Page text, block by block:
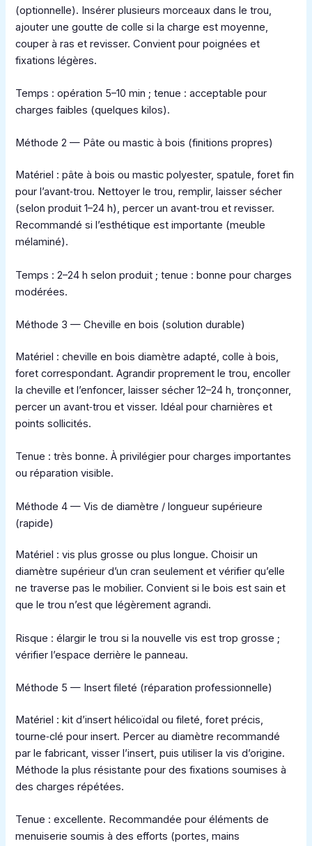
(optionnelle). Insérer plusieurs morceaux dans le trou,
ajouter une goutte de colle si la charge est moyenne,
couper à ras et revisser. Convient pour poignées et
fixations légères.
Temps : opération 5–10 min ; tenue : acceptable pour
charges faibles (quelques kilos).
Méthode 2 — Pâte ou mastic à bois (finitions propres)
Matériel : pâte à bois ou mastic polyester, spatule, foret fin
pour l’avant‑trou. Nettoyer le trou, remplir, laisser sécher
(selon produit 1–24 h), percer un avant‑trou et revisser.
Recommandé si l’esthétique est importante (meuble
mélaminé).
Temps : 2–24 h selon produit ; tenue : bonne pour charges
modérées.
Méthode 3 — Cheville en bois (solution durable)
Matériel : cheville en bois diamètre adapté, colle à bois,
foret correspondant. Agrandir proprement le trou, encoller
la cheville et l’enfoncer, laisser sécher 12–24 h, tronçonner,
percer un avant‑trou et visser. Idéal pour charnières et
points sollicités.
Tenue : très bonne. À privilégier pour charges importantes
ou réparation visible.
Méthode 4 — Vis de diamètre / longueur supérieure
(rapide)
Matériel : vis plus grosse ou plus longue. Choisir un
diamètre supérieur d’un cran seulement et vérifier qu’elle
ne traverse pas le mobilier. Convient si le bois est sain et
que le trou n’est que légèrement agrandi.
Risque : élargir le trou si la nouvelle vis est trop grosse ;
vérifier l’espace derrière le panneau.
Méthode 5 — Insert fileté (réparation professionnelle)
Matériel : kit d’insert hélicoïdal ou fileté, foret précis,
tourne‑clé pour insert. Percer au diamètre recommandé
par le fabricant, visser l’insert, puis utiliser la vis d’origine.
Méthode la plus résistante pour des fixations soumises à
des charges répétées.
Tenue : excellente. Recommandée pour éléments de
menuiserie soumis à des efforts (portes, mains